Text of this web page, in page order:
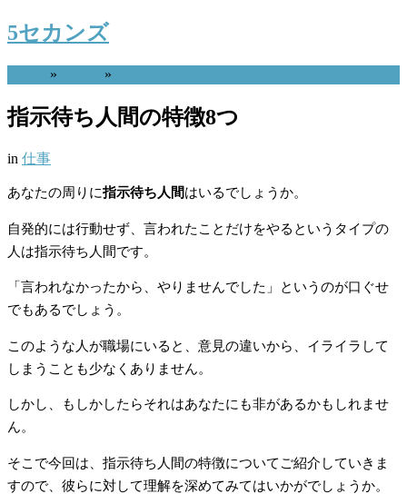
5セカンズ
» »
指示待ち人間の特徴8つ
in 仕事
あなたの周りに指示待ち人間はいるでしょうか。
自発的には行動せず、言われたことだけをやるというタイプの
人は指示待ち人間です。
「言われなかったから、やりませんでした」というのが口ぐせ
でもあるでしょう。
このような人が職場にいると、意見の違いから、イライラして
しまうことも少なくありません。
しかし、もしかしたらそれはあなたにも非があるかもしれませ
ん。
そこで今回は、指示待ち人間の特徴についてご紹介していきま
すので、彼らに対して理解を深めてみてはいかがでしょうか。